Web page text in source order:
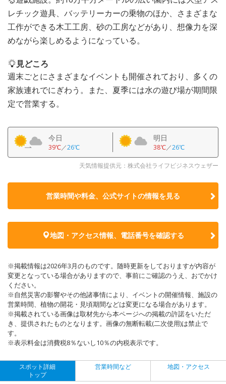
レチック遊具、バッテリーカーの乗物のほか、さまざまな
工作ができる木工工房、砂の工房などがあり、想像力を深
めながら楽しめるようになっている。
見どころ
週末ごとにさまざまなイベントも開催されており、多くの
家族連れでにぎわう。また、夏季には水の遊び場が期間限
定で営業する。
今日
39℃／26℃
明日
38℃／26℃
天気情報提供元：株式会社ライフビジネスウェザー
営業時間や料金、公式サイトの情報を見る
地図・アクセス情報、電話番号を確認する
※掲載情報は2026年3月のものです。随時更新をしておりますが内容が
変更となっている場合がありますので、事前にご確認のうえ、おでかけ
ください。
※自然災害の影響やその他諸事情により、イベントの開催情報、施設の
営業時間、植物の開花・見頃期間などは変更になる場合があります。
※掲載されている画像は取材先から本ページへの掲載の許諾をいただ
き、提供されたものとなります。画像の無断転載(二次使用)は禁止で
す。
※表示料金は消費税8％ないし10％の内税表示です。
スポット詳細
トップ
営業時間など 地図・アクセス